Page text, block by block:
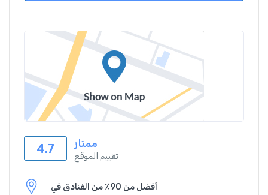
4.7 ممتاز
تقييم الموقع
أفضل من 90٪ من الفنادق في